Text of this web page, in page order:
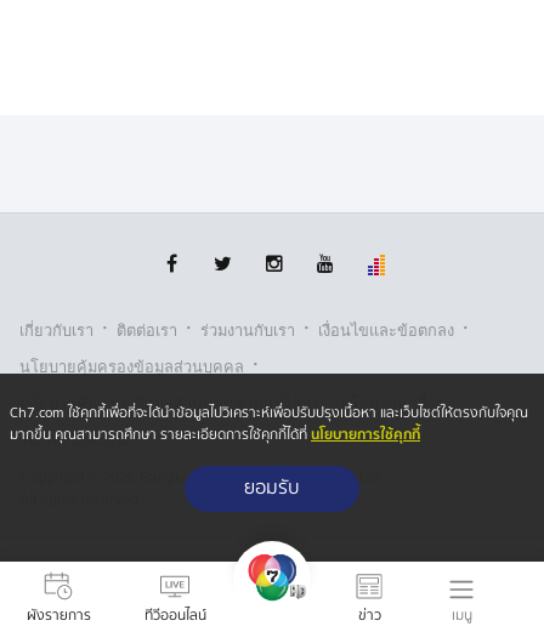
ผังรายการ ทีวีออนไลน์ ข่าว เมนู
เกี่ยวกับเรา · ติตต่อเรา · ร่วมงานกับเรา · เงื่อนไขและข้อตกลง ·
นโยบายคุ้มครองข้อมูลส่วนบุคคล ·
นโยบายคุ้มครองข้อมูลส่วนบุคคล (ออนไลน์) · นโยบายคุกกี้ ·
รับเรื่องร้องเรียน
Copyright © 2026 Bangkok Broadcasting & T.V. Co.,Ltd.
Ch7.com ใช้คุกกี้เพื่อที่จะได้นำข้อมูลไปวิเคราะห์เพื่อปรับปรุงเนื้อหา และเว็บไซต์ให้ตรงกับใจคุณ
มากขึ้น คุณสามารถศึกษา รายละเอียดการใช้คุกกี้ได้ที่นโยบายการใช้คุกกี้
ยอมรับ